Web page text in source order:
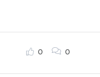
0 0